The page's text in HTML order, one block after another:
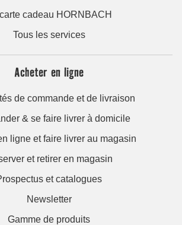
cadeau HORNBACH
Tous les services
Acheter en ligne
de commande et de livraison
& se faire livrer à domicile
ligne et faire livrer au magasin
et retirer en magasin
et catalogues
Newsletter
Gamme de produits